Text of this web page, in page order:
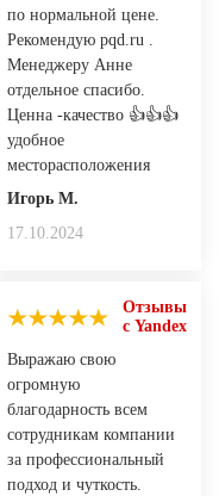
по нормальной цене.
Рекомендую pqd.ru .
Менеджеру Анне
отдельное спасибо.
Ценна -качество 👍👍👍
удобное
месторасположения
Игорь М.
17.10.2024
Отзывы
с Yandex
Выражаю свою
огромную
благодарность всем
сотрудникам компании
за профессиональный
подход и чуткость.